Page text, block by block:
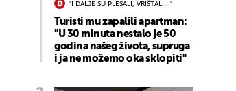
"I DALJE SU PLESALI, VRIŠTALI..."
Turisti mu zapalili apartman:
"U 30 minuta nestalo je 50
godina našeg života, supruga
i ja ne možemo oka sklopiti"